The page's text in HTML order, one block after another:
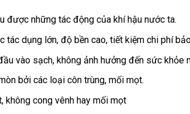
được những tác động của khí hậu nước ta.
tác dụng lớn, độ bền cao, tiết kiệm chi phí
vào sạch, không ảnh hưởng đến sức khỏe
bởi các loại côn trùng, mối mọt.
không cong vênh hay mối mọt